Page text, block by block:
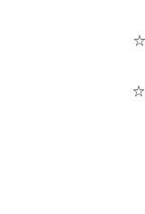
☆
☆